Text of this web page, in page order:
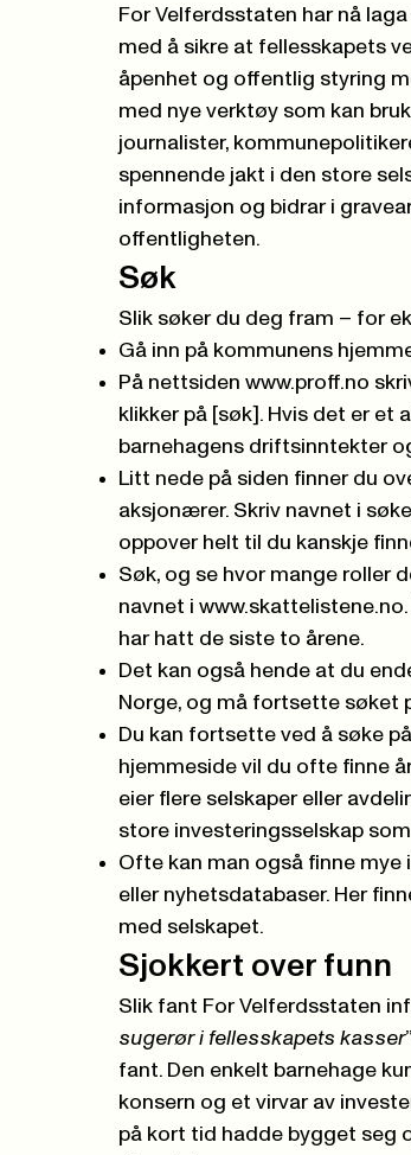
For Velferdsstaten har nå
med å sikre at fellesskapets
åpenhet og offentlig styring
med nye verktøy som kan
journalister,
spennende jakt i den store
informasjon og bidrar i
offentligheten.
Søk
Slik søker du deg fram – for
Gå inn på kommunens
På nettsiden www.proff.no
klikker på [søk]. Hvis det er et
barnehagens driftsinntekter
Litt nede på siden finner du
aksjonærer. Skriv navnet i
oppover helt til du kanskje
Søk, og se hvor mange roller
navnet i www.skattelistene.no
har hatt de siste to årene.
Det kan også hende at du
Norge, og må fortsette søket
Du kan fortsette ved å søke
hjemmeside vil du ofte finne
eier flere selskaper eller
store investeringsselskap
Ofte kan man også finne
eller nyhetsdatabaser. Her
med selskapet.
Sjokkert over funn
Slik fant For Velferdsstaten
sugerør i fellesskapets kasser
fant. Den enkelt barnehage
konsern og et virvar av
på kort tid hadde bygget seg